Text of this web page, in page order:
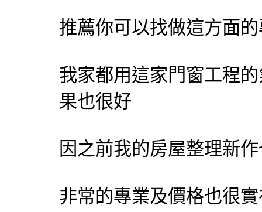
推薦你可以找做這方面
我家都用這家門窗工程
果也很好
因之前我的房屋整理新
非常的專業及價格也很